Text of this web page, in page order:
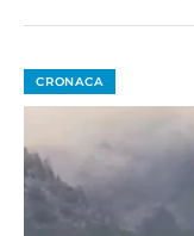
CRONACA